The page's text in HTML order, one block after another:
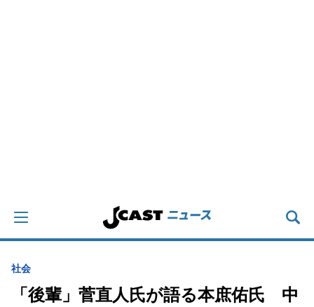
社会
「後輩」菅直人氏が語る本庶佑氏 中